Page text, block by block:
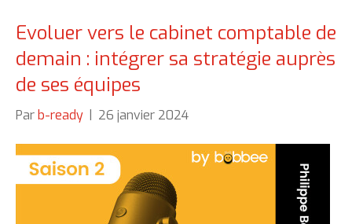
Evoluer vers le cabinet comptable de
demain : intégrer sa stratégie auprès
de ses équipes
Parb-ready 26 janvier 2024